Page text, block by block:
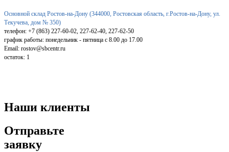
Основной склад Ростов-на-Дону (344000, Ростовская область, г.Ростов-на-Дону, ул.
Текучева, дом № 350)
телефон: +7 (863) 227-60-02, 227-62-40, 227-62-50
график работы: понедельник - пятница с 8.00 до 17.00
Email: rostov@sbcentr.ru
остаток: 1
Наши клиенты
Отправьте
заявку